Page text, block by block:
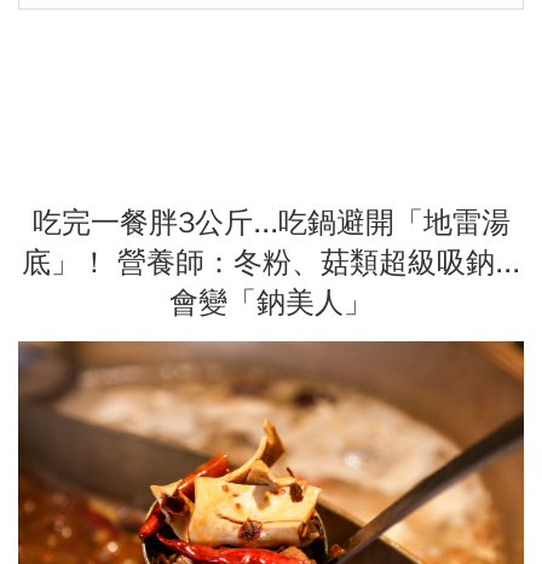
吃完一餐胖3公斤...吃鍋避開「地雷湯
底」！ 營養師：冬粉、菇類超級吸鈉...
會變「鈉美人」